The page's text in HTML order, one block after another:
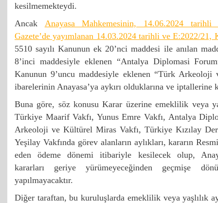
kesilmemekteydi.
Ancak Anayasa Mahkemesinin, 14.06.2024
Gazete’de yayımlanan 14.03.2024 tarihli ve E:2022/21,
5510 sayılı Kanunun ek 20’nci maddesi ile anılan
8’inci maddesiyle eklenen “Antalya Diplomasi
Kanunun 9’uncu maddesiyle eklenen “Türk
ibarelerinin Anayasa’ya aykırı olduklarına ve
Buna göre, söz konusu Karar üzerine emeklilik veya
Türkiye Maarif Vakfı, Yunus Emre Vakfı, Antalya
Arkeoloji ve Kültürel Miras Vakfı, Türkiye Kızılay
Yeşilay Vakfında görev alanların aylıkları, kararın
eden ödeme dönemi itibariyle kesilecek olup,
kararları geriye yürümeyeceğinden geçmişe
yapılmayacaktır.
Diğer taraftan, bu kuruluşlarda emeklilik veya yaşlılık